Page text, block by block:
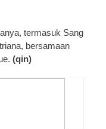
termasuk Sang
bersamaan
(qin)